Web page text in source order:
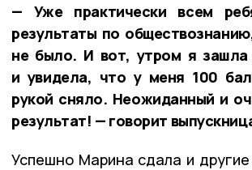
— Уже практически всем
результаты по
не было. И вот, утром я зашла
и увидела, что у меня 100
рукой сняло. Неожиданный и
результат! — говорит
Успешно Марина сдала и